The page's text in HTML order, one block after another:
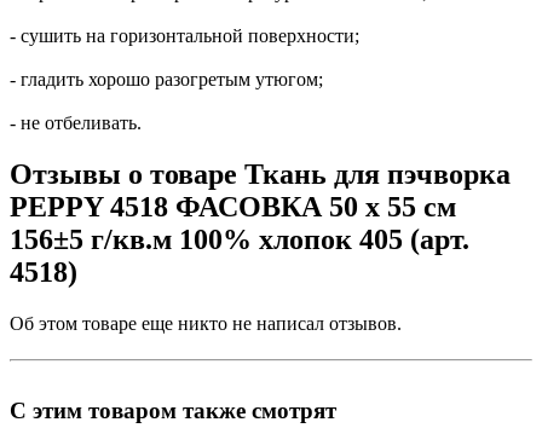
- сушить на горизонтальной поверхности;
- гладить хорошо разогретым утюгом;
- не отбеливать.
Отзывы о товаре Ткань для пэчворка
PEPPY 4518 ФАСОВКА 50 x 55 см
156±5 г/кв.м 100% хлопок 405 (арт.
4518)
Об этом товаре еще никто не написал отзывов.
С этим товаром также смотрят